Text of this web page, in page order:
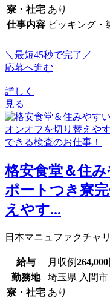
寮・社宅 あり
仕事内容 ピッキング・
＼最短45秒で完了／
応募へ進む
詳しく
見る
格安食堂＆住
ポートつき寮
えやす...
日本マニュファクチャ
給与 月収例264,000
勤務地
埼玉県 入間市
寮・社宅 あり